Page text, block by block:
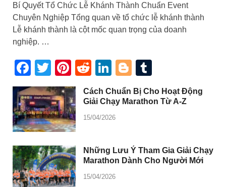
Bí Quyết Tổ Chức Lễ Khánh Thành Chuẩn Event
Chuyên Nghiệp Tổng quan về tổ chức lễ khánh thành
Lễ khánh thành là cột mốc quan trọng của doanh
nghiệp. …
Facebook
Twitter
Pinterest
RedditLinkedIn
Blogger
Cách Chuẩn Bị Cho Hoạt Động
Giải Chạy Marathon Từ A-Z
15/04/2026
Những Lưu Ý Tham Gia Giải Chạy
Marathon Dành Cho Người Mới
15/04/2026